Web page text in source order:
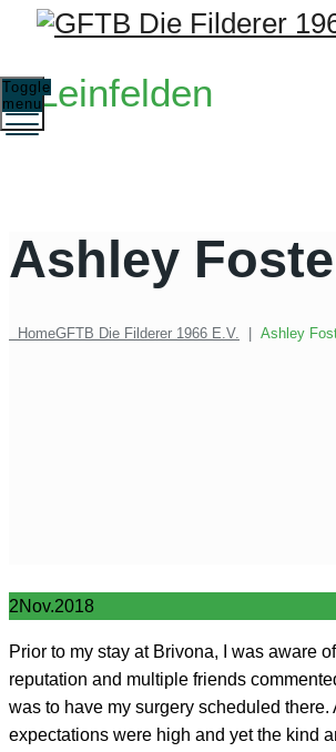
Leinfelden
Toggle
menu
Ashley
HomeGFTB Die Filderer 1966 E.V. Ashley
2Nov.2018
Prior to my stay at Brivona, I was aware
reputation and multiple friends
was to have my surgery scheduled there.
expectations were high and yet the kind